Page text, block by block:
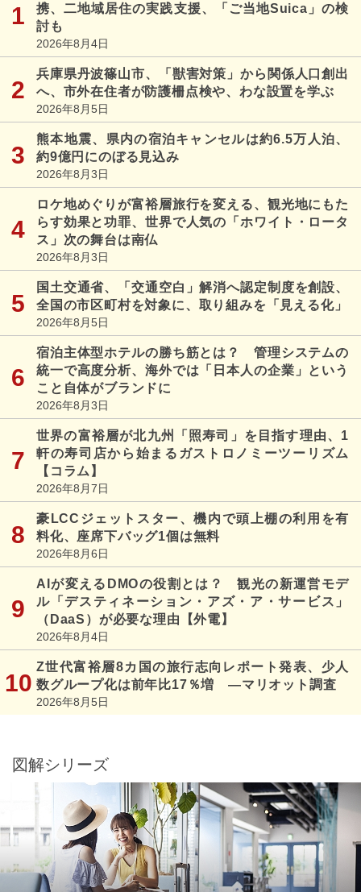
携、二地域居住の実践支援、「ご当地Suica」の検
討も
2026年8月4日
兵庫県丹波篠山市、「獣害対策」から関係人口創出
へ、市外在住者が防護柵点検や、わな設置を学ぶ
2026年8月5日
熊本地震、県内の宿泊キャンセルは約6.5万人泊、
約9億円にのぼる見込み
2026年8月3日
ロケ地めぐりが富裕層旅行を変える、観光地にもた
らす効果と功罪、世界で人気の「ホワイト・ロータ
ス」次の舞台は南仏
2026年8月3日
国土交通省、「交通空白」解消へ認定制度を創設、
全国の市区町村を対象に、取り組みを「見える化」
2026年8月5日
宿泊主体型ホテルの勝ち筋とは？ 管理システムの
統一で高度分析、海外では「日本人の企業」という
こと自体がブランドに
2026年8月3日
世界の富裕層が北九州「照寿司」を目指す理由、1
軒の寿司店から始まるガストロノミーツーリズム
【コラム】
2026年8月7日
豪LCCジェットスター、機内で頭上棚の利用を有
料化、座席下バッグ1個は無料
2026年8月6日
AIが変えるDMOの役割とは？ 観光の新運営モデ
ル「デスティネーション・アズ・ア・サービス」
（DaaS）が必要な理由【外電】
2026年8月4日
Z世代富裕層8カ国の旅行志向レポート発表、少人
数グループ化は前年比17％増 ―マリオット調査
2026年8月5日
図解シリーズ